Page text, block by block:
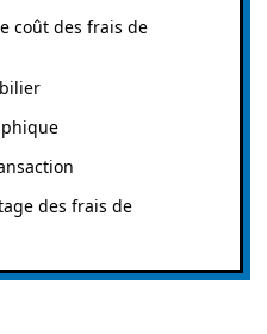
coût des frais de
des frais de